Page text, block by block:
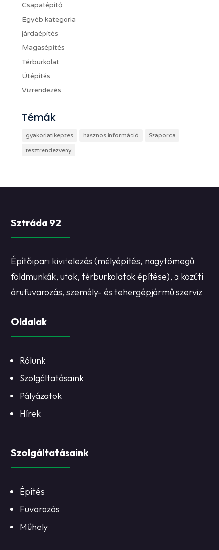
Csapatépítő
Egyéb kategória
járdaépítés
Magasépítés
Térburkolat
Útépítés
Vízrendezés
Témák
gyakorlatikepzes hasznos információ Szaporca
tesztrendezveny
Sztráda 92
Építőipari kivitelezés (mélyépítés, nagytömegű
földmunkák, utak, térburkolatok építése), a közúti
árufuvarozás, személy- és tehergépjármű szerviz
Oldalak
Rólunk
Szolgáltatásaink
Pályázatok
Hírek
Szolgáltatásaink
Építés
Fuvarozás
Műhely